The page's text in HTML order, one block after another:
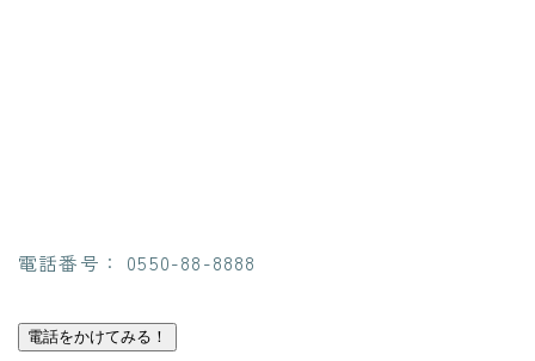
電話番号： 0550-88-8888
電話をかけてみる！